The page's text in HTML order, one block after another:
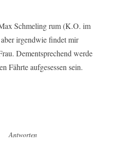
Schmeling rum (K.O. im
irgendwie findet mir
Dementsprechend werde
Fährte aufgesessen sein.
11:34
Antworten